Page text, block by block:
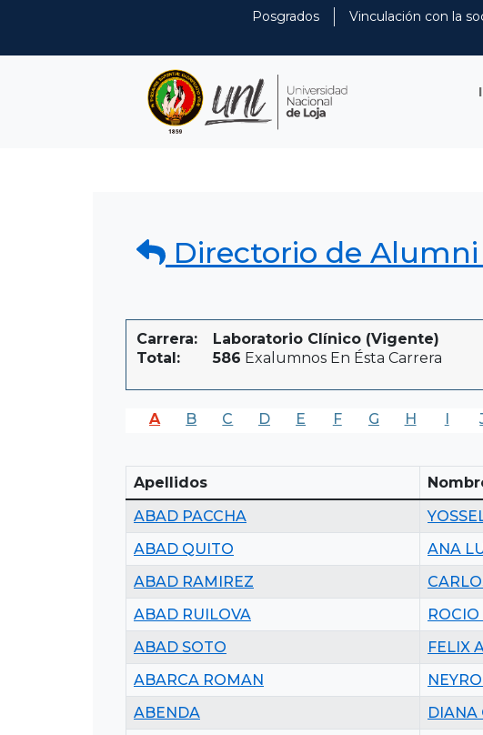
Posgrados Vinculación con la
Directorio de
Carrera:
Laboratorio Clínico (Vigente)
Total:
586 Exalumnos En Ésta Carrera
A B C D E F G H I
Apellidos
ABAD PACCHA
ABAD QUITO
ANA
ABAD RAMIREZ
ABAD RUILOVA
ABAD SOTO
FELIX
ABARCA ROMAN
ABENDA
DIANA